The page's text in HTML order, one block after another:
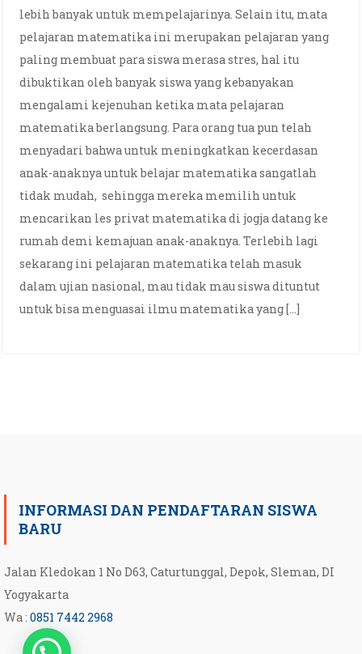
lebih banyak untuk mempelajarinya. Selain itu, mata
pelajaran matematika ini merupakan pelajaran yang
paling membuat para siswa merasa stres, hal itu
dibuktikan oleh banyak siswa yang kebanyakan
mengalami kejenuhan ketika mata pelajaran
matematika berlangsung. Para orang tua pun telah
menyadari bahwa untuk meningkatkan kecerdasan
anak-anaknya untuk belajar matematika sangatlah
tidak mudah, sehingga mereka memilih untuk
mencarikan les privat matematika di jogja datang ke
rumah demi kemajuan anak-anaknya. Terlebih lagi
sekarang ini pelajaran matematika telah masuk
dalam ujian nasional, mau tidak mau siswa dituntut
untuk bisa menguasai ilmu matematika yang […]
INFORMASI DAN PENDAFTARAN SISWA
BARU
Jalan Kledokan 1 No D63, Caturtunggal, Depok, Sleman, DI
Yogyakarta
Wa : 0851 7442 2968